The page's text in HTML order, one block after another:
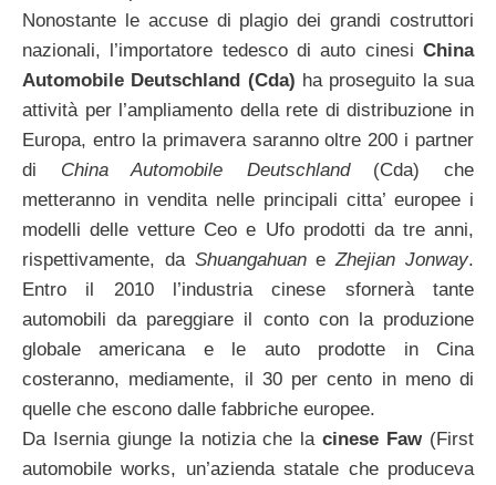
Nonostante le accuse di plagio dei grandi costruttori
nazionali, l’importatore tedesco di auto cinesi China
Automobile Deutschland (Cda) ha proseguito la sua
attività per l’ampliamento della rete di distribuzione in
Europa, entro la primavera saranno oltre 200 i partner
di China Automobile Deutschland(Cda) che
metteranno in vendita nelle principali citta’ europee i
modelli delle vetture Ceo e Ufo prodotti da tre anni,
rispettivamente, da ShuangahuaneZhejian Jonway.
Entro il 2010 l’industria cinese sfornerà tante
automobili da pareggiare il conto con la produzione
globale americana e le auto prodotte in Cina
costeranno, mediamente, il 30 per cento in meno di
quelle che escono dalle fabbriche europee.
Da Isernia giunge la notizia che lacinese Faw (First
automobile works, un’azienda statale che produceva